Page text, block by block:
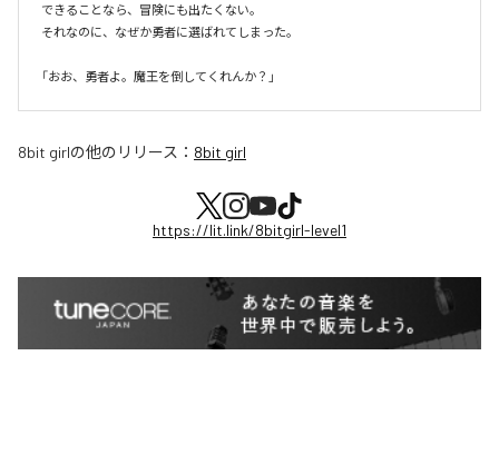
できることなら、冒険にも出たくない。
それなのに、なぜか勇者に選ばれてしまった。
8bit girlの他のリリース： 8bit girl
https://lit.link/8bitgirl-level1